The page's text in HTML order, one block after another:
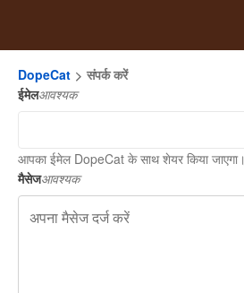
DopeCat
संपर्क करें
ईमेलआवश्यक
आपका ईमेल DopeCat के साथ शेयर किया जाएगा।
मैसेजआवश्यक